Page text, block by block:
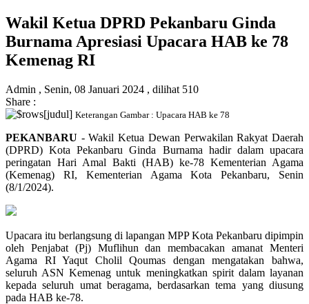
Wakil Ketua DPRD Pekanbaru Ginda
Burnama Apresiasi Upacara HAB ke 78
Kemenag RI
Admin , Senin, 08 Januari 2024 , dilihat 510
Share :
Keterangan Gambar : Upacara HAB ke 78
PEKANBARU - Wakil Ketua Dewan Perwakilan Rakyat Daerah
(DPRD) Kota Pekanbaru Ginda Burnama hadir dalam upacara
peringatan Hari Amal Bakti (HAB) ke-78 Kementerian Agama
(Kemenag) RI, Kementerian Agama Kota Pekanbaru, Senin
(8/1/2024).
Upacara itu berlangsung di lapangan MPP Kota Pekanbaru dipimpin
oleh Penjabat (Pj) Muflihun dan membacakan amanat Menteri
Agama RI Yaqut Cholil Qoumas dengan mengatakan bahwa,
seluruh ASN Kemenag untuk meningkatkan spirit dalam layanan
kepada seluruh umat beragama, berdasarkan tema yang diusung
pada HAB ke-78.